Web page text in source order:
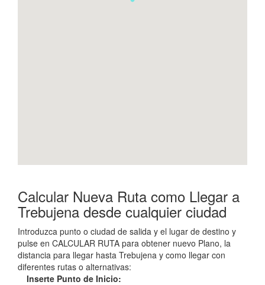
Calcular Nueva Ruta como Llegar a
Trebujena desde cualquier ciudad
Introduzca punto o ciudad de salida y el lugar de destino y
pulse en CALCULAR RUTA para obtener nuevo Plano, la
distancia para llegar hasta Trebujena y como llegar con
diferentes rutas o alternativas:
Inserte Punto de Inicio: